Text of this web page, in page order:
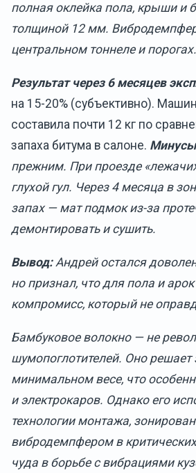
полная оклейка пола, крыши и
толщиной 12 мм.
центральном тоннеле и порогах.
Результат через 6 месяцев
на 15-20% (субъективно).
составила почти 12 кг по
запаха битума в салоне.
прежним. При проезде
глухой гул. Через 4 месяца в
запах — мат подмок из-за
демонтировать и сушить.
Вывод:Андрей остался
но признал, что для пола и
компромисс, который не
Бамбуковое волокно — не
шумопоглотителей. Оно
минимальном весе, что
и электрокаров. Однако его
технологии монтажа,
вибродемпфером в
чуда в борьбе с вибрациями